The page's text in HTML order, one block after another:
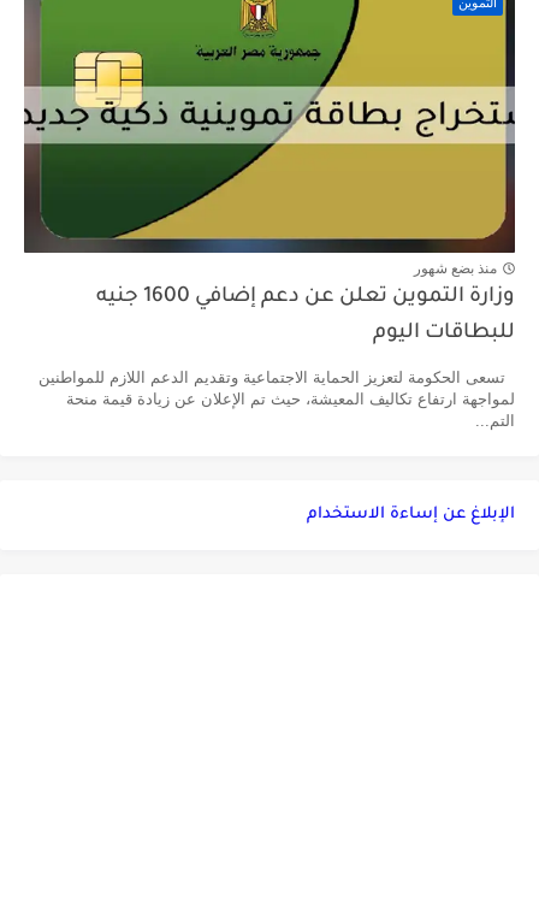
منذ بضع شهور
وزارة التموين تعلن عن دعم إضافي 1600 جنيه
للبطاقات اليوم
تسعى الحكومة لتعزيز الحماية الاجتماعية وتقديم الدعم اللازم للمواطنين
لمواجهة ارتفاع تكاليف المعيشة، حيث تم الإعلان عن زيادة قيمة منحة
التم...
الإبلاغ عن إساءة الاستخدام